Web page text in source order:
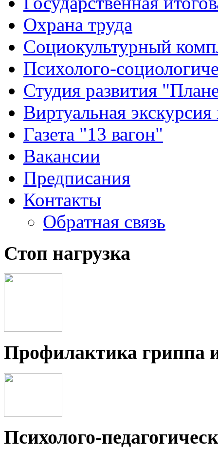
Охрана труда
Социокультурный
Психолого-
Студия развития
Виртуальная
Газета "13 вагон"
Вакансии
Предписания
Контакты
Обратная связь
Стоп нагрузка
Профилактика
Психолого-